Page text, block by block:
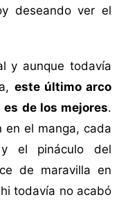
deseando ver el
y aunque todavía
este último arco
de los mejores.
en el manga, cada
el pináculo del
de maravilla en
todavía no acabó